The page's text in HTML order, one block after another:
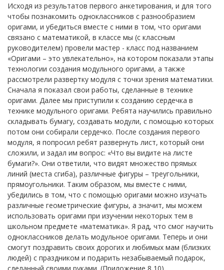
Исходя из результатов первого анкетирования, и для того
чтобы познакомить одноклассников с разнообразием
оригами, и убедиться вместе с ними в том, что оригами
связано с математикой, в классе мы (с классным
руководителем) провели мастер - класс под названием
«Оригами – это увлекательно», на котором показали этапы
технологии создания модульного оригами, а также
рассмотрели развертку модуля с точки зрения математики.
Сначала я показал свои работы, сделанные в технике
оригами. Далее мы приступили к созданию сердечка в
технике модульного оригами. Ребята научились правильно
складывать бумагу, создавать модули, с помощью которых
потом они собирали сердечко. После создания первого
модуля, я попросил ребят развернуть лист, который они
сложили, и задал им вопрос: «Что вы видите на листе
бумаги?». Они ответили, что видят множество прямых
линий (места сгиба), различные фигуры – треугольники,
прямоугольники. Таким образом, мы вместе с ними,
убедились в том, что с помощью оригами можно изучать
различные геометрические фигуры, а значит, мы можем
использовать оригами при изучении некоторых тем в
школьном предмете «математика». Я рад, что смог научить
одноклассников делать модульное оригами. Теперь и они
смогут поздравить своих дорогих и любимых мам (близких
людей) с праздником и подарить незабываемый подарок,